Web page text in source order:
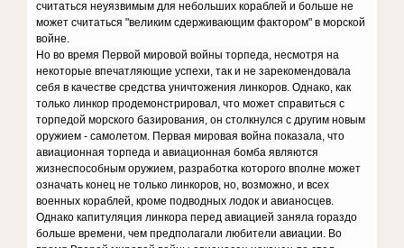
считаться неуязвимым для небольших кораблей и больше не
может считаться "великим сдерживающим фактором" в морской
войне.
Но во время Первой мировой войны торпеда, несмотря на
некоторые впечатляющие успехи, так и не зарекомендовала
себя в качестве средства уничтожения линкоров. Однако, как
только линкор продемонстрировал, что может справиться с
торпедой морского базирования, он столкнулся с другим новым
оружием - самолетом. Первая мировая война показала, что
авиационная торпеда и авиационная бомба являются
жизнеспособным оружием, разработка которого вполне может
означать конец не только линкоров, но, возможно, и всех
военных кораблей, кроме подводных лодок и авианосцев.
Однако капитуляция линкора перед авиацией заняла гораздо
больше времени, чем предполагали любители авиации. Во